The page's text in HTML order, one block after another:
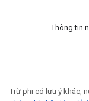
Thông tin
Trừ phi có lưu ý khác,